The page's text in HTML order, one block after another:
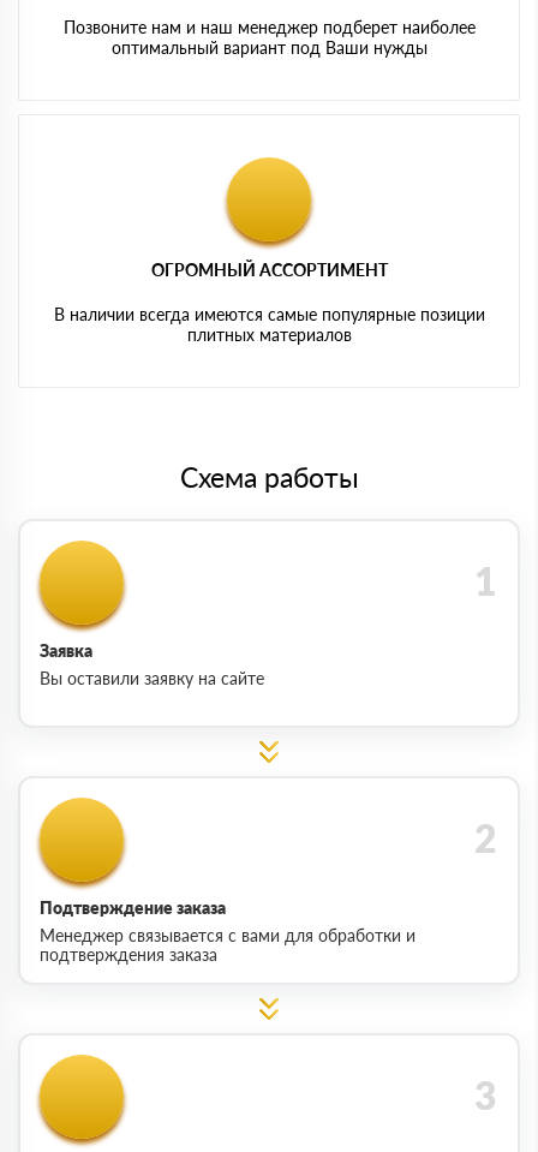
Позвоните нам и наш менеджер подберет наиболее
оптимальный вариант под Ваши нужды
ОГРОМНЫЙ АССОРТИМЕНТ
В наличии всегда имеются самые популярные позиции
плитных материалов
Схема работы
Заявка
Вы оставили заявку на сайте
Подтверждение заказа
Менеджер связывается с вами для обработки и
подтверждения заказа